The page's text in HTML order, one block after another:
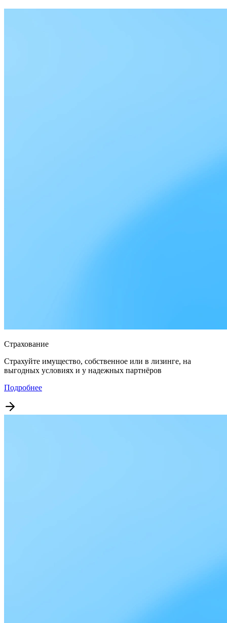
Страхование
Страхуйте имущество, собственное или в лизинге, на
выгодных условиях и у надежных партнёров
Подробнее